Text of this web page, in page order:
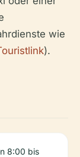
wie
).
8:00 bis